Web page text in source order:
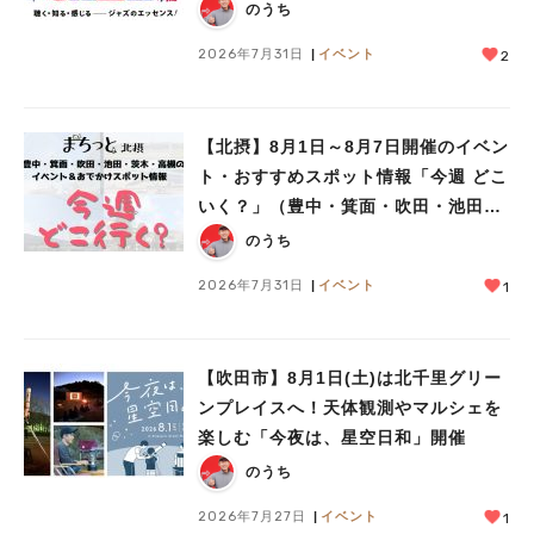
のうち
2026年7月31日 イベント 2
【北摂】8月1日～8月7日開催のイベン
ト・おすすめスポット情報「今週 どこ
いく？」（豊中・箕面・吹田・池田・
茨木・高槻）
のうち
2026年7月31日 イベント 1
【吹田市】8月1日(土)は北千里グリー
ンプレイスへ！天体観測やマルシェを
楽しむ「今夜は、星空日和」開催
のうち
2026年7月27日 イベント 1